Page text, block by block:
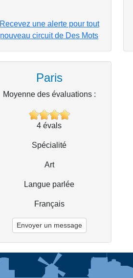
Recevez une alerte pour tout
nouveau circuit de Des Mots
Paris
Moyenne des évaluations :
4 évals
Spécialité
Art
Langue parlée
Français
Envoyer un message